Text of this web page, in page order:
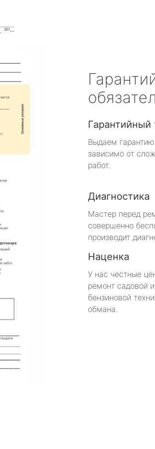
Гарантийный
Выдаем
зависимо от
работ.
Диагностика
Мастер перед
совершенно
производит
Наценка
У нас честные
ремонт садовой и
бензиновой
обмана.